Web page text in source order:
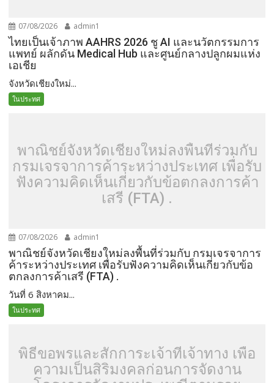
07/08/2026 admin1
ไทยเป็นเจ้าภาพ AAHRS 2026 ชู AI และนวัตกรรมการ
แพทย์ ผลักดัน Medical Hub และศูนย์กลางปลูกผมแห่ง
เอเชีย
จังหวัดเชียงใหม่...
ในประทศ
พาณิชย์จังหวัดเชียงใหม่ลงพื้นที่ร่วมกับ
กรมเจรจาการค้าระหว่างประเทศ เพื่อรับ
ฟังความคิดเห็นเกี่ยวกับข้อตกลงการค้า
เสรี (FTA) .
07/08/2026 admin1
พาณิชย์จังหวัดเชียงใหม่ลงพื้นที่ร่วมกับ กรมเจรจาการ
ค้าระหว่างประเทศ เพื่อรับฟังความคิดเห็นเกี่ยวกับข้อ
ตกลงการค้าเสรี (FTA) .
วันที่ 6 สิงหาคม...
ในประทศ
พิธีขอพรและสักการะเจ้าที่เจ้าทาง เพื่อ
ความเป็นสิริมงคลก่อนการจัดงาน